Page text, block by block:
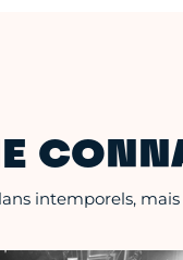
intemporels,